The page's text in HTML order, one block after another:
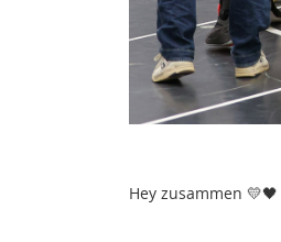
Hey zusammen 💛🖤